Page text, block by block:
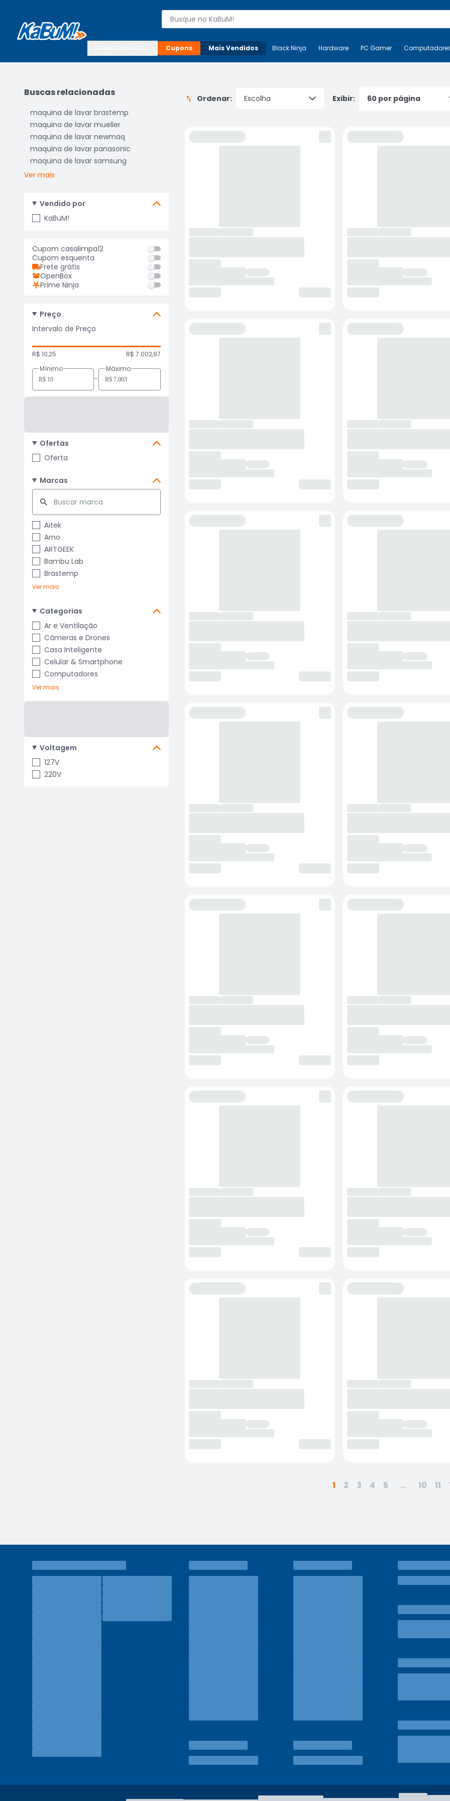
Buscar produtos
Cupons Mais Vendidos Mais-v- Black Ninja Hardware PC Gamer
Black Ninja Hardware PC Gamer
Buscas relacionadas
maquina de lavar brastemp
maquina de lavar mueller
maquina de lavar newmaq
maquina de lavar panasonic
maquina de lavar samsung
Ver mais
Vendido por
KaBuM!
Cupom casalimpa12
Cupom esquenta
Frete grátis
OpenBox
Prime Ninja
Preço
Intervalo de Preço
R$ 10,25
R$ 7.002,97
Mínimo
-
Máximo
Ofertas
Oferta
Marcas
Aitek
Arno
ARTGEEK
Bambu Lab
Brastemp
Ver mais
Categorias
Ar e Ventilação
Câmeras e Drones
Casa Inteligente
Celular & Smartphone
Computadores
Ver mais
Voltagem
127V
220V
Ordenar: Exibir:
1 2 3 4 5 ... 10 11